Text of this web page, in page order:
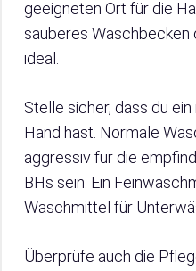
geeigneten Ort für die
sauberes Waschbecken
ideal.
Stelle sicher, dass du
Hand hast. Normale
aggressiv für die
BHs sein. Ein
Waschmittel für
Überprüfe auch die